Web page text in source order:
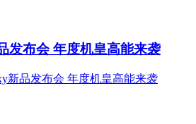
发布会 年度机皇高能来袭